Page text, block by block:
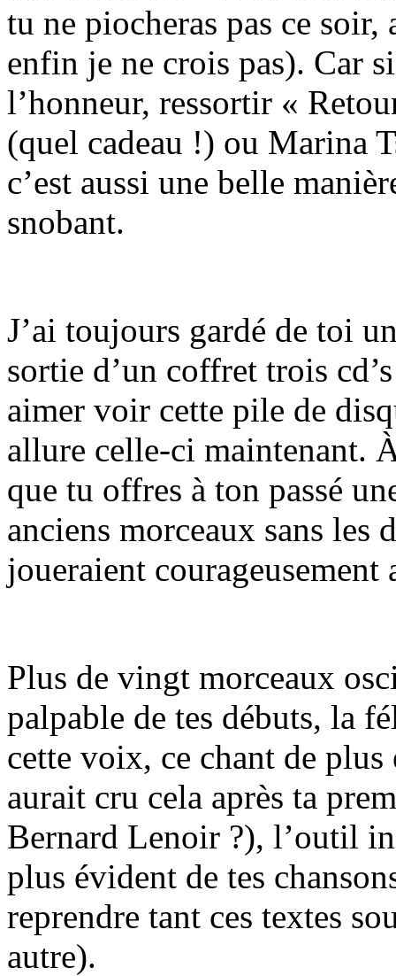
tu ne piocheras pas ce
enfin je ne crois pas). Car
l’honneur, ressortir «
(quel cadeau !) ou Marina
c’est aussi une belle
snobant.
J’ai toujours gardé de toi
sortie d’un coffret trois
aimer voir cette pile de
allure celle-ci maintenant.
que tu offres à ton passé
anciens morceaux sans les
joueraient courageusement
Plus de vingt morceaux
palpable de tes débuts, la
cette voix, ce chant de
aurait cru cela après ta
Bernard Lenoir ?), l’outil
plus évident de tes
reprendre tant ces textes
autre).